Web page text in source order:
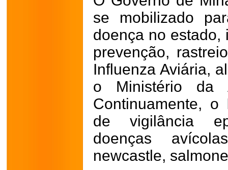
se mobilizado
doença no estado,
prevenção,
Influenza Aviária,
o Ministério da
Continuamente, o
de vigilância
doenças
newcastle,